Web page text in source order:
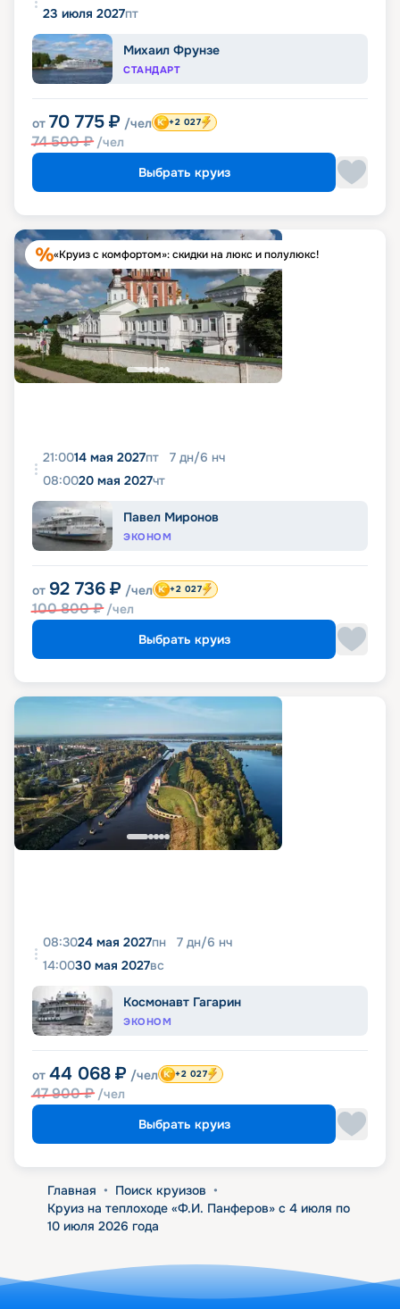
23 июля 2027пт
Михаил Фрунзе
СТАНДАРТ
от 70 775 ₽ /чел
74 500₽ /чел
+2 027
Выбрать круиз
«Круиз с комфортом»: скидки на люкс и полулюкс!
21:0014 мая 2027пт 7 дн/6 нч
08:0020 мая 2027чт
Павел Миронов
ЭКОНОМ
от 92 736 ₽ /чел
100 800₽ /чел
+2 027
Выбрать круиз
08:3024 мая 2027пн 7 дн/6 нч
14:0030 мая 2027вс
Космонавт Гагарин
ЭКОНОМ
от 44 068 ₽ /чел
47 900₽ /чел
+2 027
Выбрать круиз
Главная • Поиск круизов •
Круиз на теплоходе «Ф.И. Панферов» с 4 июля по
10 июля 2026 года